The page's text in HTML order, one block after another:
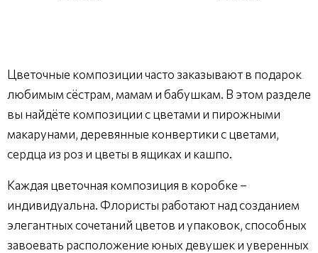
Цветочные композиции часто заказывают в подарок
любимым сёстрам, мамам и бабушкам. В этом разделе
вы найдёте композиции с цветами и пирожными
макарунами, деревянные конвертики с цветами,
сердца из роз и цветы в ящиках и кашпо.
Каждая цветочная композиция в коробке –
индивидуальна. Флористы работают над созданием
элегантных сочетаний цветов и упаковок, способных
завоевать расположение юных девушек и уверенных